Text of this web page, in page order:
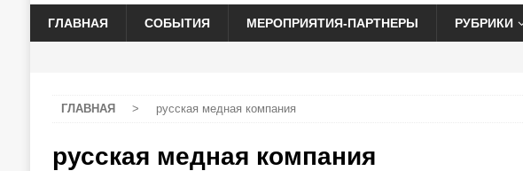
ГЛАВНАЯ СОБЫТИЯ МЕРОПРИЯТИЯ-ПАРТНЕРЫ РУБРИКИ
ГЛАВНАЯ > русская медная компания
русская медная компания